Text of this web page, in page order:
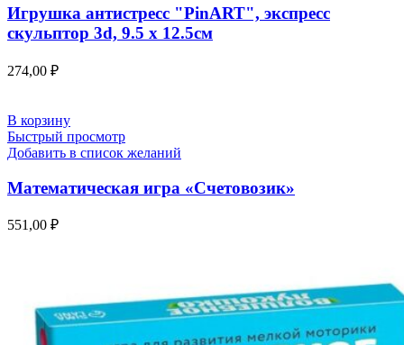
Игрушка антистресс "PinART", экспресс
скульптор 3d, 9.5 х 12.5см
274,00 ₽
В корзину
Быстрый просмотр
Добавить в список желаний
Математическая игра «Счетовозик»
551,00 ₽